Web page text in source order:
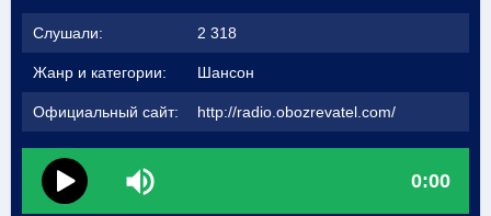
Слушали: 2 318
Жанр и категории: Шансон
Официальный сайт: http://radio.obozrevatel.com/
0:00